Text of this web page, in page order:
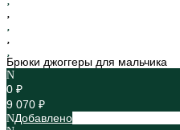
Брюки джоггеры для мальчика
0 ₽
9 070 ₽
Добавлено